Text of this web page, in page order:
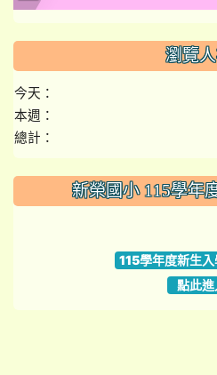
瀏覽
今天：
本週：
總計：
::: 新榮國小 115學年
115學年度新生
點此進